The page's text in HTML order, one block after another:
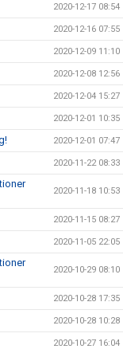
2020-12-17 08:54
2020-12-16 07:55
2020-12-09 11:10
2020-12-08 12:56
2020-12-04 15:27
2020-12-01 10:35
2020-12-01 07:47
2020-11-22 08:33
2020-11-18 10:53
2020-11-15 08:27
2020-11-05 22:05
2020-10-29 08:10
2020-10-28 17:35
2020-10-28 10:28
2020-10-27 16:04